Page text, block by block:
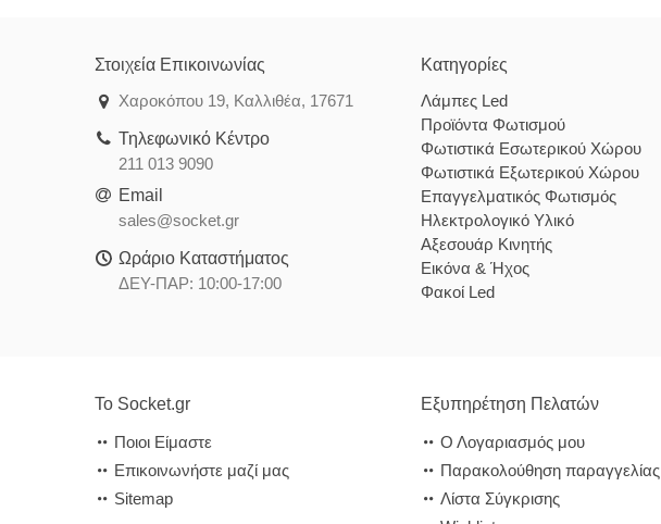
Στοιχεία Επικοινωνίας
Χαροκόπου 19, Καλλιθέα, 17671
Τηλεφωνικό Κέντρο
211 013 9090
Email
sales@socket.gr
Ωράριο Καταστήματος
ΔΕΥ-ΠΑΡ: 10:00-17:00
Κατηγορίες
Λάμπες Led
Προϊόντα Φωτισμού
Φωτιστικά Εσωτερικού Χώρου
Φωτιστικά Εξωτερικού Χώρου
Επαγγελματικός Φωτισμός
Ηλεκτρολογικό Υλικό
Αξεσουάρ Κινητής
Εικόνα & Ήχος
Φακοί Led
Το Socket.gr
Ποιοι Είμαστε
Επικοινωνήστε μαζί μας
Sitemap
Εξυπηρέτηση Πελατών
Ο Λογαριασμός μου
Παρακολούθηση παραγγελίας
Λίστα Σύγκρισης